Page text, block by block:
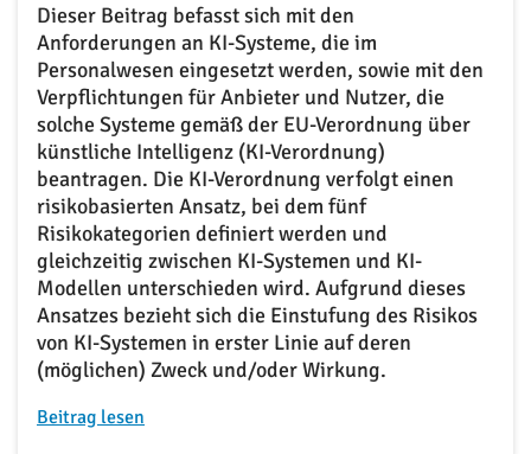
Dieser Beitrag befasst sich mit den
Anforderungen an KI-Systeme, die im
Personalwesen eingesetzt werden, sowie mit den
Verpflichtungen für Anbieter und Nutzer, die
solche Systeme gemäß der EU-Verordnung über
künstliche Intelligenz (KI-Verordnung)
beantragen. Die KI-Verordnung verfolgt einen
risikobasierten Ansatz, bei dem fünf
Risikokategorien definiert werden und
gleichzeitig zwischen KI-Systemen und KI-
Modellen unterschieden wird. Aufgrund dieses
Ansatzes bezieht sich die Einstufung des Risikos
von KI-Systemen in erster Linie auf deren
(möglichen) Zweck und/oder Wirkung.
Beitrag lesen